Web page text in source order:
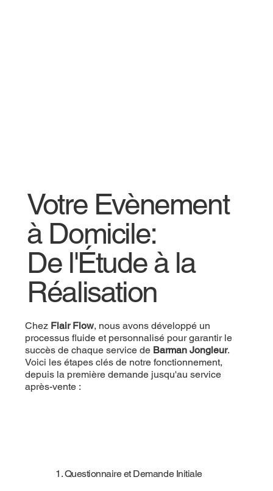
Votre Evènement
à Domicile:
De l'Étude à la
Réalisation
Chez Flair Flow, nous avons développé un
processus fluide et personnalisé pour garantir le
succès de chaque service de Barman Jongleur.
Voici les étapes clés de notre fonctionnement,
depuis la première demande jusqu'au service
après-vente :
1. Questionnaire et Demande Initiale